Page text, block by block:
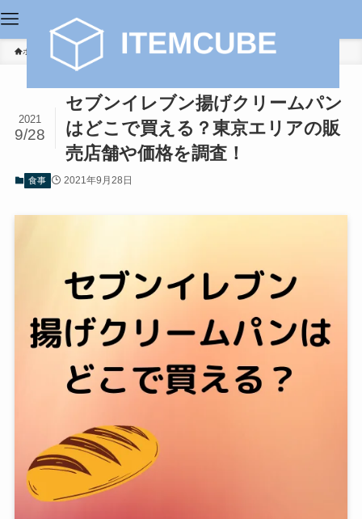
ホーム
セブンイレブン揚げクリームパン
はどこで買える？東京エリアの販
売店舗や価格を調査！
2021
9/28
食事 2021年9月28日